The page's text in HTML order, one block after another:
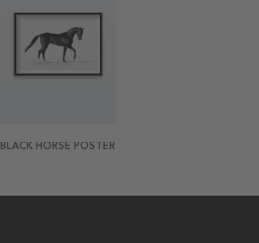
BLACK HORSE POSTER